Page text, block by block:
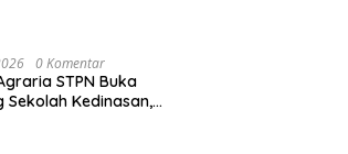
0 Komentar
STPN Buka
Sekolah Kedinasan,